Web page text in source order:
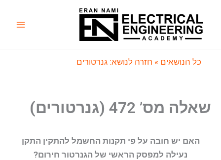
כל הנושאים » חזרה לנושא: גנרטורים
שאלה מס’ 472 (גנרטורים)
האם יש חובה על פי תקנות החשמל להתקין התקן
נעילה למפסק הראשי של הגנרטור חירום?